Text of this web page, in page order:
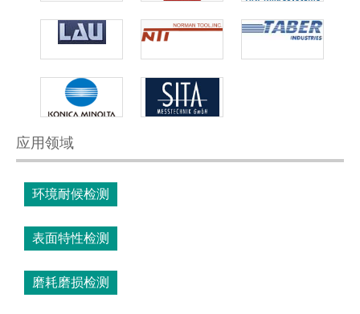
应用领域
环境耐候检测
表面特性检测
磨耗磨损检测